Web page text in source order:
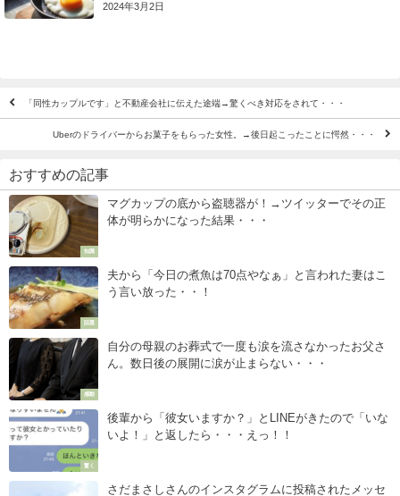
2024年3月2日
「同性カップルです」と不動産会社に伝えた途端→驚くべき対応をされて・・・
Uberのドライバーからお菓子をもらった女性。→後日起こったことに愕然・・・
おすすめの記事
知識
マグカップの底から盗聴器が！→ツイッターでその正
体が明らかになった結果・・・
話題
夫から「今日の煮魚は70点やなぁ」と言われた妻はこ
う言い放った・・！
感動
自分の母親のお葬式で一度も涙を流さなかったお父さ
ん。数日後の展開に涙が止まらない・・・
驚く
後輩から「彼女いますか？」とLINEがきたので「いな
いよ！」と返したら・・・えっ！！
さだまさしさんのインスタグラムに投稿されたメッセ